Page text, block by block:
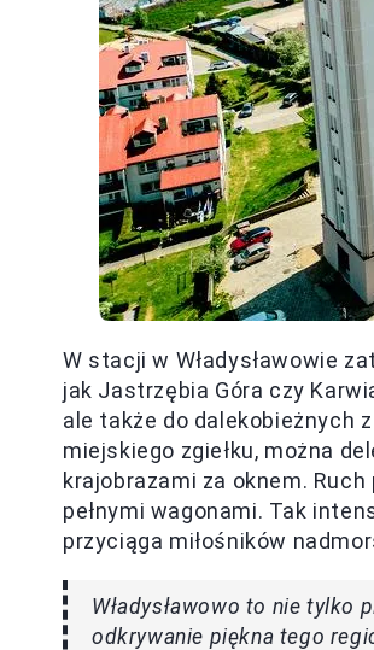
W stacji w Władysławowie
jak Jastrzębia Góra czy
ale także do dalekobieżnych
miejskiego zgiełku, można
krajobrazami za oknem.
pełnymi wagonami. Tak
przyciąga miłośników
Władysławowo to nie tylko
odkrywanie piękna tego